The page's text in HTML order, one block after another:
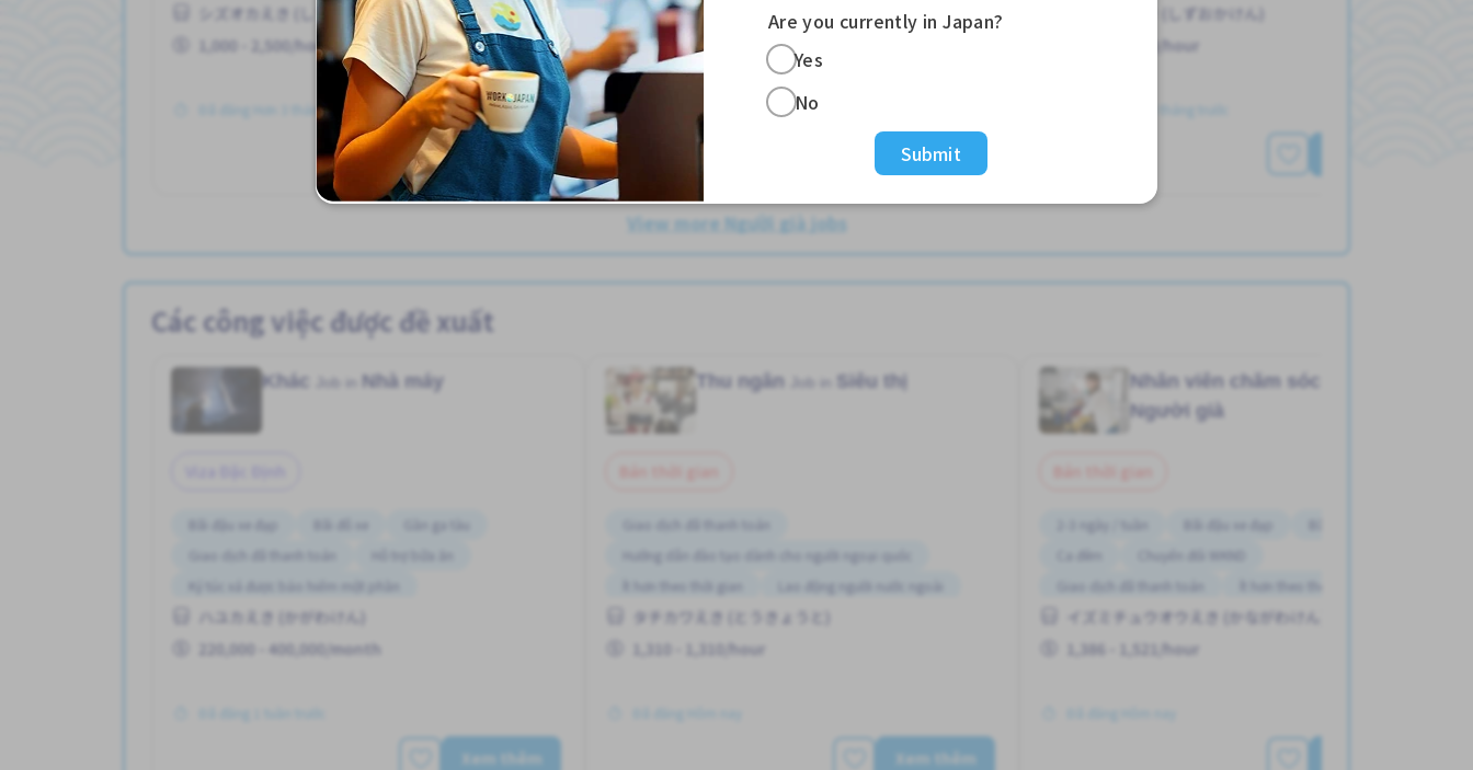
Nâng cao
Phúc lợi
シズオカえき (しずおかけん)
1,000 - 2,500/hour
Đã đăng Hơn 3 tháng trước
Xem thêm
Nâng cao
シズオカえき (しずおかけん)
2,000 - 2,500/hour
Đã đăng Hơn 3 tháng trước
Xem thêm
シズオカえき (しずおかけん)
2,000 - 2,500/hour
Đã đăng Hơn 3 tháng trước
View more Người già jobs
Các công việc được đề xuất
Khác Nhà máy
Bãi đậu xe đạp
Gần ga tàu
Giao dịch đã thanh toán
Lao động người nước ngoài
ハユカえき (かがわけん)
220,000 - 400,000/month
Đã đăng 1 tuần trước
Xem thêm
Thu ngân Siêu thị
Giao dịch đã thanh toán
Hướng dẫn đào tạo dành cho người ngoại quốc
Ít hơn theo thời gian
Lao động người nước ngoài
Ưu tiên nữ giới
タチカワえき (とうきょうと)
1,310 - 1,310/hour
Đã đăng Hôm nay
Xem thêm
Nhân viên chăm sóc
Người già
2-3 ngày / tuần Bãi đậu xe đạp
Chuyển đổi WKND
Giao dịch đã thanh toán
Ít hơn theo thời gian
Không cần kinh nghiệm
Lao động người nước ngoài
イズミチュウオウえき (かながわけん)
1,386 - 1,521/hour
Đã đăng Hôm nay
Are you currently in Japan?
Yes
No
Submit